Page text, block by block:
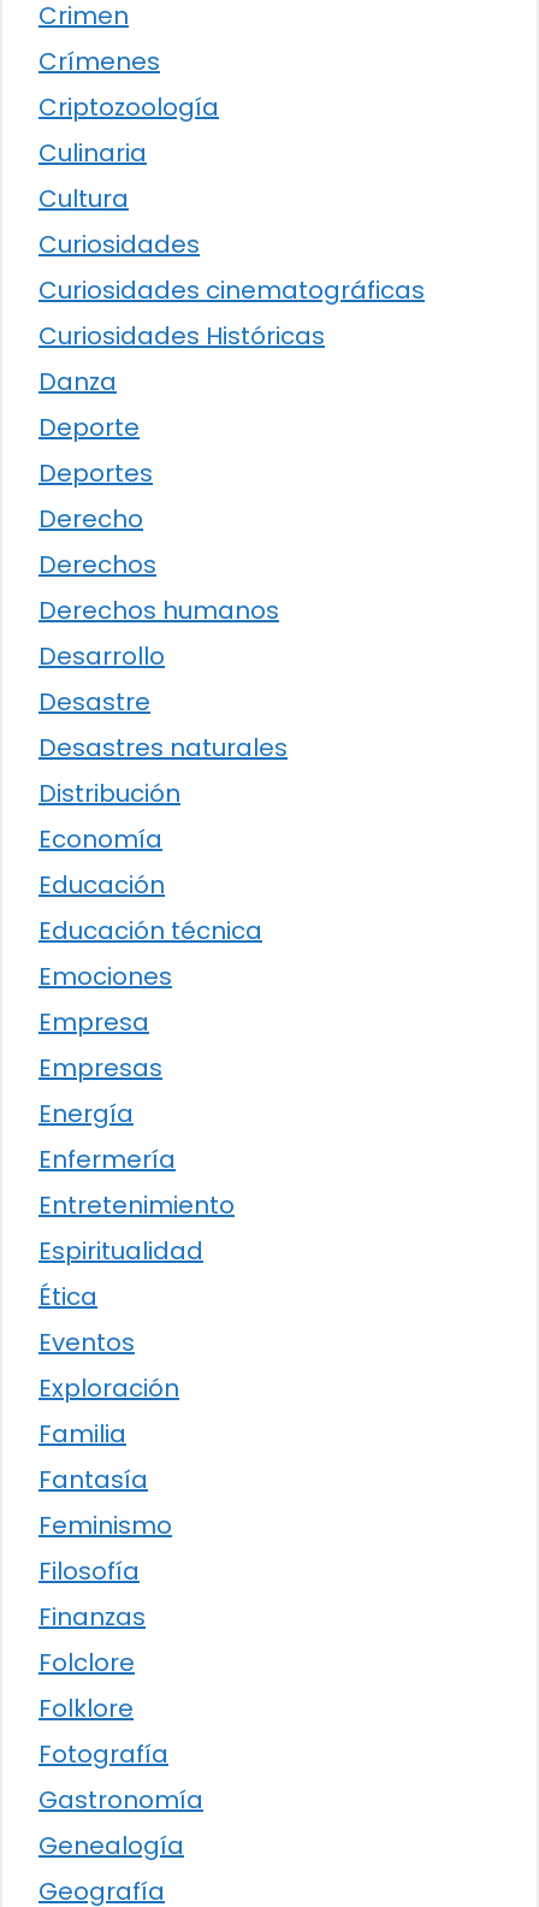
Crimen
Crímenes
Criptozoología
Culinaria
Cultura
Curiosidades
Curiosidades cinematográficas
Curiosidades Históricas
Danza
Deporte
Deportes
Derecho
Derechos
Derechos humanos
Desarrollo
Desastre
Desastres naturales
Distribución
Economía
Educación
Educación técnica
Emociones
Empresa
Empresas
Energía
Enfermería
Entretenimiento
Espiritualidad
Ética
Eventos
Exploración
Familia
Fantasía
Feminismo
Filosofía
Finanzas
Folclore
Folklore
Fotografía
Gastronomía
Genealogía
Geografía